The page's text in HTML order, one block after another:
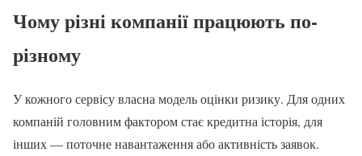
Чому різні компанії працюють по-
різному
У кожного сервісу власна модель оцінки ризику. Для одних
компаній головним фактором стає кредитна історія, для
інших — поточне навантаження або активність заявок.